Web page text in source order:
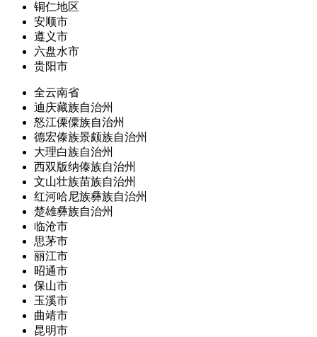
铜仁地区
安顺市
遵义市
六盘水市
贵阳市
全云南省
迪庆藏族自治州
怒江傈僳族自治州
德宏傣族景颇族自治州
大理白族自治州
西双版纳傣族自治州
文山壮族苗族自治州
红河哈尼族彝族自治州
楚雄彝族自治州
临沧市
思茅市
丽江市
昭通市
保山市
玉溪市
曲靖市
昆明市